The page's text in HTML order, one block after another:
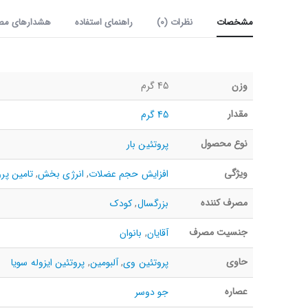
مشخصات نظرات (0) راهنمای استفاده هشدارهای
وزن
45 گرم
مقدار
45 گرم
نوع محصول
پروتئین بار
ویژگی
افزایش حجم عضلات, انرژی بخش,تامین
مصرف کننده
بزرگسال,کودک
جنسیت مصرف
آقایان, بانوان
حاوی
پروتئین وی,آلبومین, پروتئین ایزوله سویا
عصاره
جو دوسر